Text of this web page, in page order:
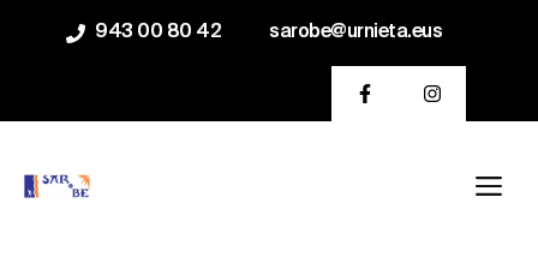
943 00 80 42 sarobe@urnieta.eus